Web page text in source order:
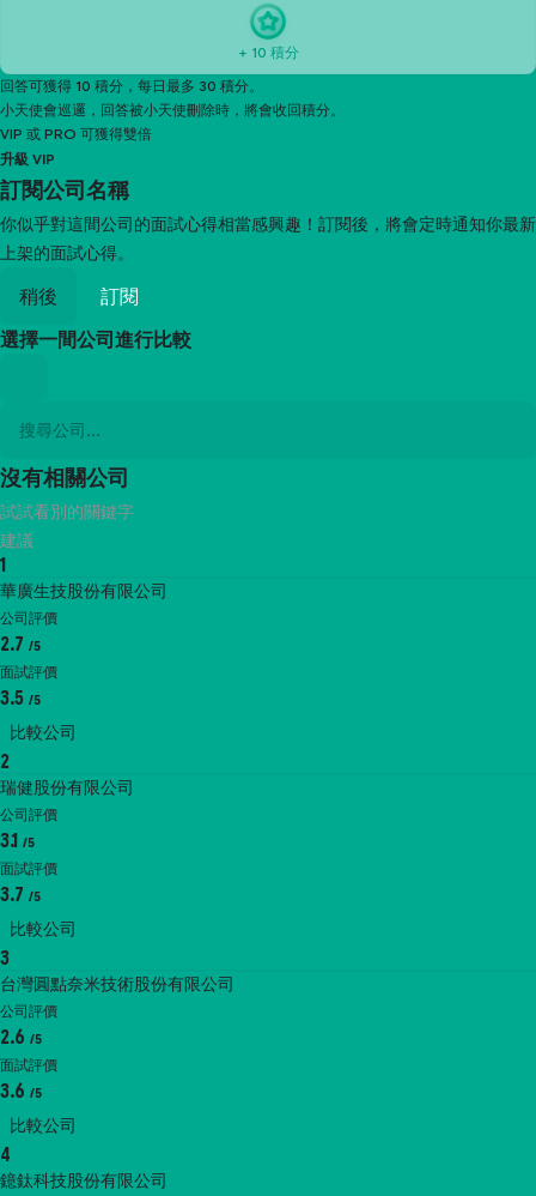
+ 10 積分
回答可獲得 10 積分，每日最多 30 積分。
小天使會巡邏，回答被小天使刪除時，將會收回積分。
VIP 或 PRO 可獲得雙倍
升級 VIP
訂閱公司名稱
你似乎對這間公司的面試心得相當感興趣！訂閱後，將會定時通知你最新
上架的面試心得。
稍後
訂閱
選擇一間公司進行比較
沒有相關公司
試試看別的關鍵字
建議
1
華廣生技股份有限公司
公司評價
2.7 /5
面試評價
3.5 /5
比較公司
2
瑞健股份有限公司
公司評價
3.1 /5
面試評價
3.7 /5
比較公司
3
台灣圓點奈米技術股份有限公司
公司評價
2.6 /5
面試評價
3.6 /5
比較公司
4
鐿鈦科技股份有限公司